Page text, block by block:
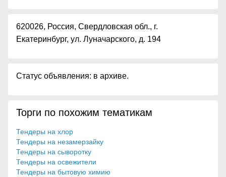
620026, Россия, Свердловская обл., г.
Екатеринбург, ул. Луначарского, д. 194
Статус объявления: в архиве.
Торги по похожим тематикам
Тендеры на хлор
Тендеры на незамерзайку
Тендеры на сыворотку
Тендеры на освежители
Тендеры на бытовую химию